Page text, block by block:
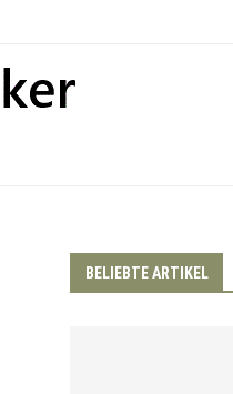
BELIEBTE ARTIKEL